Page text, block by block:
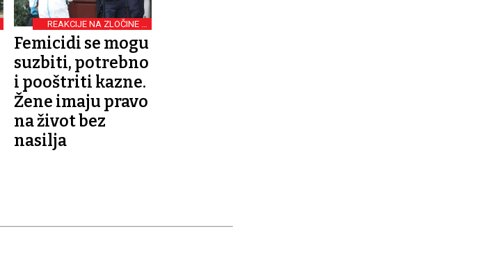
REAKCIJE NA ZLOČINE U
RIJECI I MEĐIMURJU
Femicidi se mogu
suzbiti, potrebno
i pooštriti kazne.
Žene imaju pravo
na život bez
nasilja